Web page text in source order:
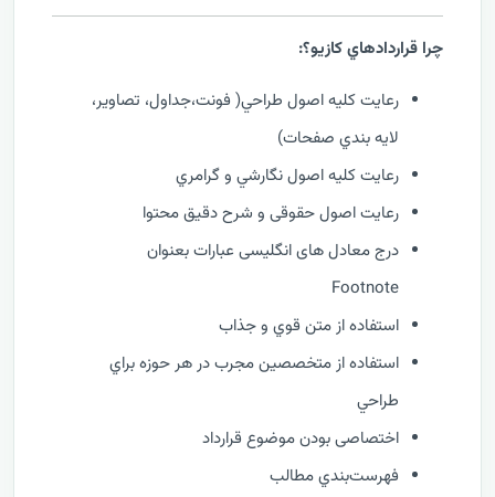
چرا قراردادهاي کازيو؟:
رعايت کليه اصول طراحي( فونت،جداول، تصاوير،
لايه بندي صفحات)
رعايت کليه اصول نگارشي و گرامري
رعایت اصول حقوقی و شرح دقیق محتوا
درج معادل های انگلیسی عبارات بعنوان
Footnote
استفاده از متن قوي و جذاب
استفاده از متخصصين مجرب در هر حوزه براي
طراحي
اختصاصی بودن موضوع قرارداد
فهرست‌بندي مطالب